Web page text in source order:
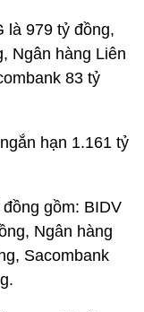
là 979 tỷ đồng,
Ngân hàng Liên
83 tỷ
hạn 1.161 tỷ
gồm: BIDV
Ngân hàng
Sacombank